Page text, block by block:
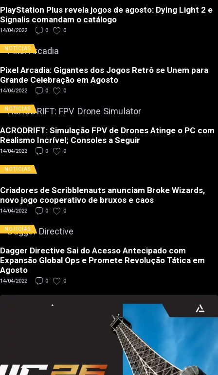
PlayStation Plus revela jogos de agosto: Dying Light 2 e
Signalis comandam o catálogo
14/04/2022 0 0
NOTÍCIAS
Pixel Arcadia: Gigantes dos Jogos Retrô se Unem para
Grande Celebração em Agosto
14/04/2022 0 0
NOTÍCIAS
ACRODRIFT: Simulação FPV de Drones Atinge o PC com
Realismo Incrível; Consoles a Seguir
14/04/2022 0 0
NOTÍCIAS
Criadores de Scribblenauts anunciam Broke Wizards,
novo jogo cooperativo de bruxos e caos
14/04/2022 0 0
NOTÍCIAS
Dagger Directive Sai do Acesso Antecipado com
Expansão Global Ops e Promete Revolução Tática em
Agosto
14/04/2022 0 0